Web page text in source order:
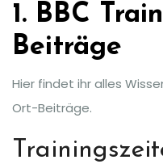
1. BBC
Beiträge
Hier findet ihr alles
Ort-Beiträge.